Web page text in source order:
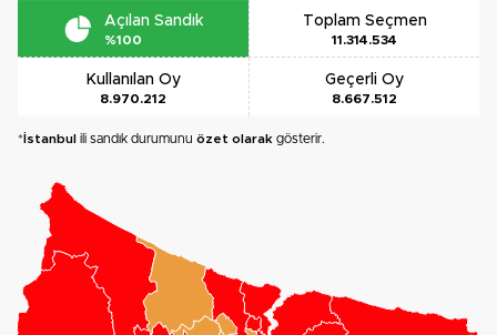
Açılan Sandık
%100
Toplam Seçmen
11.314.534
Kullanılan Oy
8.970.212
Geçerli Oy
8.667.512
*İstanbul ili sandık durumunu özet olarak gösterir.